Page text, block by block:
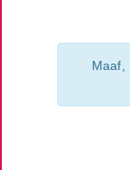
Orders Report
Maaf,